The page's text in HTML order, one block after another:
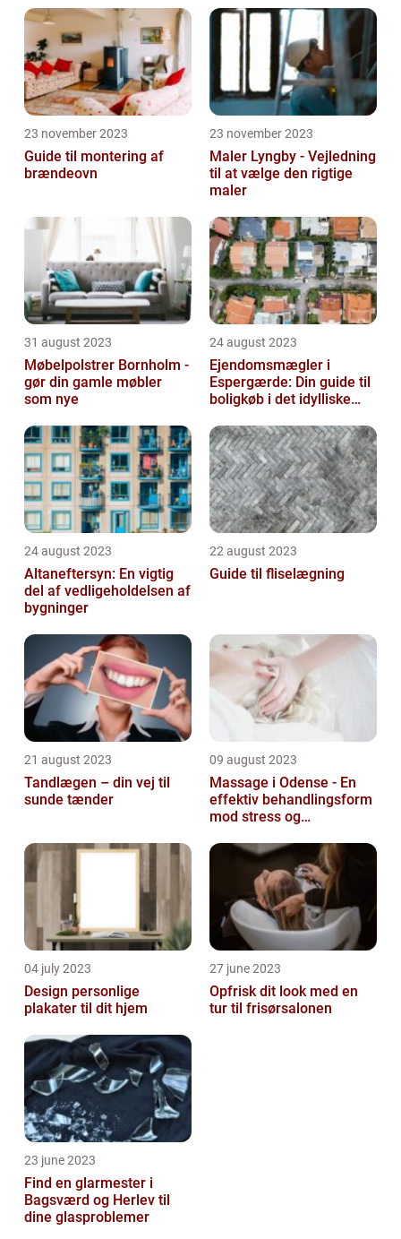
23 november 2023
Guide til montering af
brændeovn
23 november 2023
Maler Lyngby - Vejledning
til at vælge den rigtige
maler
31 august 2023
Møbelpolstrer Bornholm -
gør din gamle møbler
som nye
24 august 2023
Ejendomsmægler i
Espergærde: Din guide til
boligkøb i det idylliske
24 august 2023
Altaneftersyn: En vigtig
del af vedligeholdelsen af
bygninger
22 august 2023
Guide til fliselægning
21 august 2023
Tandlægen – din vej til
sunde tænder
09 august 2023
Massage i Odense - En
effektiv behandlingsform
mod stress og
04 july 2023
Design personlige
plakater til dit hjem
27 june 2023
Opfrisk dit look med en
tur til frisørsalonen
23 june 2023
Find en glarmester i
Bagsværd og Herlev til
dine glasproblemer